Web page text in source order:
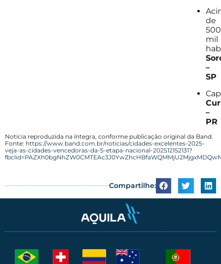
de
500
mil
–
SP
–
PR
Notícia reproduzida na íntegra, conforme publicação original da Band.
Fonte: https://www.band.com.br/noticias/cidades-excelentes-2025-
veja-as-cidades-vencedoras-da-5-etapa-nacional-202512152131?
Compartilhe: